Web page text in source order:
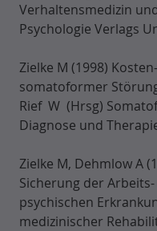
Verhaltensmedizin
Psychologie Verlags
Zielke M (1998)
somatoformer
Rief W (Hrsg)
Diagnose und
Zielke M, Dehmlow A
Sicherung der
psychischen
medizinischer